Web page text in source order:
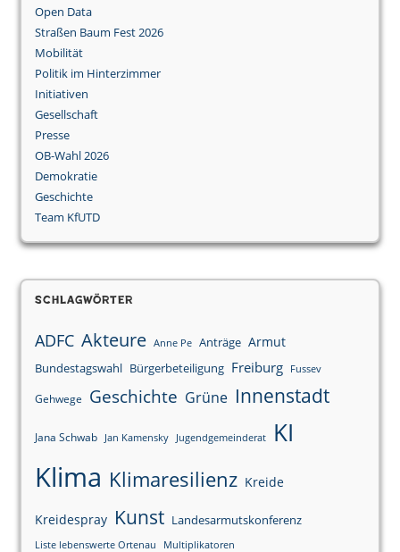
Open Data
Straßen Baum Fest 2026
Mobilität
Politik im Hinterzimmer
Initiativen
Gesellschaft
Presse
OB-Wahl 2026
Demokratie
Geschichte
Team KfUTD
Schlagwörter
ADFC Akteure Anne Pe Anträge Armut
Bundestagswahl Bürgerbeteiligung Freiburg Fussev
Gehwege Geschichte Grüne Innenstadt
Jana Schwab Jan Kamensky Jugendgemeinderat KI
Klima Klimaresilienz Kreide
Kreidespray Kunst Landesarmutskonferenz
Liste lebenswerte Ortenau Multiplikatoren